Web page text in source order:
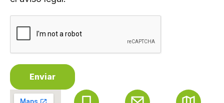
b
r
o
b
b
r
i
ó
i
i
o
Enviar